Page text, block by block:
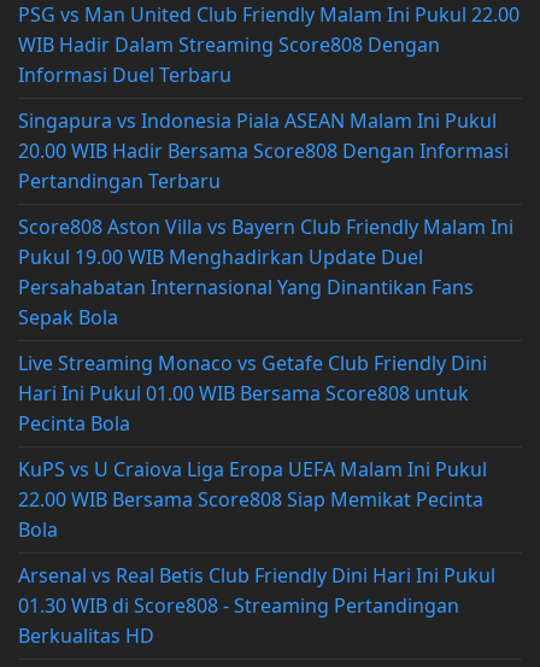
PSG vs Man United Club Friendly Malam Ini Pukul 22.00
WIB Hadir Dalam Streaming Score808 Dengan
Informasi Duel Terbaru
Singapura vs Indonesia Piala ASEAN Malam Ini Pukul
20.00 WIB Hadir Bersama Score808 Dengan Informasi
Pertandingan Terbaru
Score808 Aston Villa vs Bayern Club Friendly Malam Ini
Pukul 19.00 WIB Menghadirkan Update Duel
Persahabatan Internasional Yang Dinantikan Fans
Sepak Bola
Live Streaming Monaco vs Getafe Club Friendly Dini
Hari Ini Pukul 01.00 WIB Bersama Score808 untuk
Pecinta Bola
KuPS vs U Craiova Liga Eropa UEFA Malam Ini Pukul
22.00 WIB Bersama Score808 Siap Memikat Pecinta
Bola
Arsenal vs Real Betis Club Friendly Dini Hari Ini Pukul
01.30 WIB di Score808 - Streaming Pertandingan
Berkualitas HD